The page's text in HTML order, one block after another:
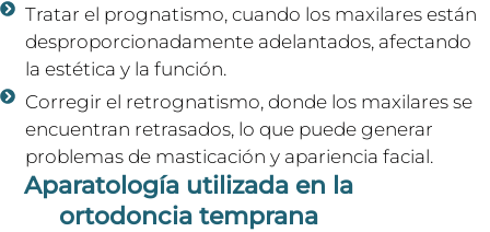
Tratar el prognatismo, cuando los maxilares están
desproporcionadamente adelantados, afectando
la estética y la función.
Corregir el retrognatismo, donde los maxilares se
encuentran retrasados, lo que puede generar
problemas de masticación y apariencia facial.
Aparatología utilizada en la
ortodoncia temprana